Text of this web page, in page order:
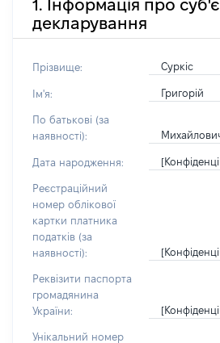
1. Інформація про
декларування
Прізвище: Суркіс
Ім'я: Григорій
По батькові (за
наявності):
Дата народження:
Реєстраційний
номер облікової
картки платника
податків (за
наявності):
Реквізити паспорта
громадянина
України:
Унікальний номер